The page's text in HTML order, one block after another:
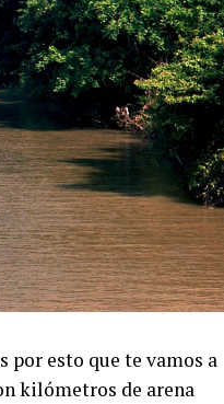
por esto que te vamos a
kilómetros de arena